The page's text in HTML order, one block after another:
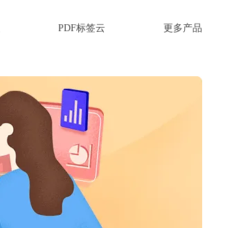
PDF标签云 更多产品